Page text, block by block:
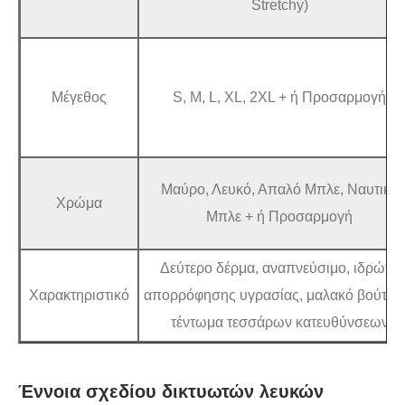
Stretchy)
Μέγεθος S, M, L, XL, 2XL + ή Προσαρμογή
Χρώμα
Μαύρο, Λευκό, Απαλό Μπλε, Ναυτικό
Μπλε + ή Προσαρμογή
Χαρακτηριστικό
Δεύτερο δέρμα, αναπνεύσιμο, ιδρώτα
απορρόφησης υγρασίας, μαλακό
τέντωμα τεσσάρων κατευθύνσεων
Έννοια σχεδίου δικτυωτών λευκών